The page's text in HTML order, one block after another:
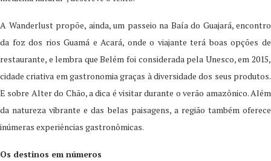
A Wanderlust propõe, ainda, um passeio na Baía do Guajará, encontro
da foz dos rios Guamá e Acará, onde o viajante terá boas opções de
restaurante, e lembra que Belém foi considerada pela Unesco, em 2015,
cidade criativa em gastronomia graças à diversidade dos seus produtos.
E sobre Alter do Chão, a dica é visitar durante o verão amazônico. Além
da natureza vibrante e das belas paisagens, a região também oferece
inúmeras experiências gastronômicas.
Os destinos em números